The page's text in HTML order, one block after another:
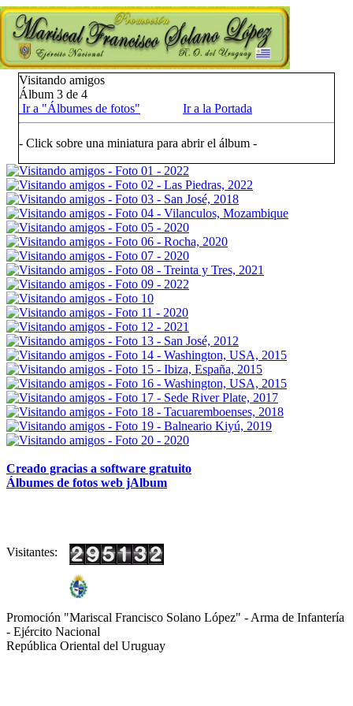
Visitando amigos
Álbum 3 de 4
Ir a "Álbumes de fotos"
Ir a la Portada
- Click sobre una miniatura para abrir el álbum -
Creado gracias a software gratuito
Álbumes de fotos web jAlbum
Visitantes:
Promoción "Mariscal Francisco Solano López" - Arma de Infantería
- Ejército Nacional
República Oriental del Uruguay